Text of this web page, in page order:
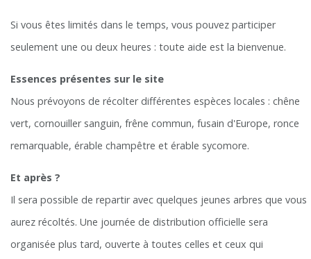
Si vous êtes limités dans le temps, vous pouvez participer
seulement une ou deux heures : toute aide est la bienvenue.
Essences présentes sur le site
Nous prévoyons de récolter différentes espèces locales : chêne
vert, cornouiller sanguin, frêne commun, fusain d'Europe, ronce
remarquable, érable champêtre et érable sycomore.
Et après ?
Il sera possible de repartir avec quelques jeunes arbres que vous
aurez récoltés. Une journée de distribution officielle sera
organisée plus tard, ouverte à toutes celles et ceux qui